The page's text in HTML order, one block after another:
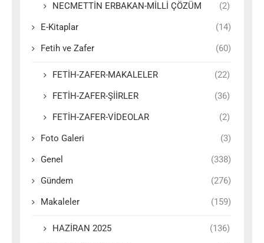
NECMETTİN ERBAKAN-MİLLİ ÇÖZÜM
(2)
E-Kitaplar
(14)
Fetih ve Zafer
(60)
FETİH-ZAFER-MAKALELER
(22)
FETİH-ZAFER-ŞİİRLER
(36)
FETİH-ZAFER-VİDEOLAR
(2)
Foto Galeri
(3)
Genel
(338)
Gündem
(276)
Makaleler
(159)
HAZİRAN 2025
(136)